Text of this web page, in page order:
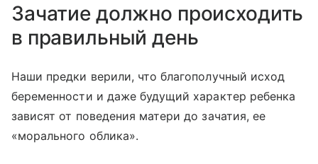
Зачатие должно происходить
в правильный день
Наши предки верили, что благополучный исход
беременности и даже будущий характер ребенка
зависят от поведения матери до зачатия, ее
«морального облика».